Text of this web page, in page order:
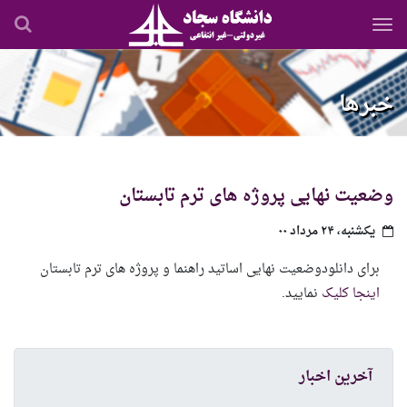
رفتن
محتوای
اصلی
خبرها
وضعیت نهایی پروژه های ترم تابستان
یکشنبه، ۲۴ مرداد ۰۰
برای دانلودوضعیت نهایی اساتید راهنما و پروژه های ترم تابستان
اینجا کلیک نمایید.
آخرین اخبار